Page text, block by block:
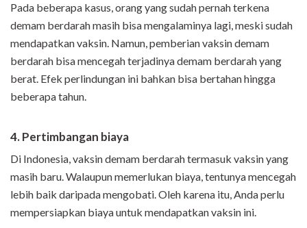
Pada beberapa kasus, orang yang sudah pernah terkena
demam berdarah masih bisa mengalaminya lagi, meski sudah
mendapatkan vaksin. Namun, pemberian vaksin demam
berdarah bisa mencegah terjadinya demam berdarah yang
berat. Efek perlindungan ini bahkan bisa bertahan hingga
beberapa tahun.
4. Pertimbangan biaya
Di Indonesia, vaksin demam berdarah termasuk vaksin yang
masih baru. Walaupun memerlukan biaya, tentunya mencegah
lebih baik daripada mengobati. Oleh karena itu, Anda perlu
mempersiapkan biaya untuk mendapatkan vaksin ini.